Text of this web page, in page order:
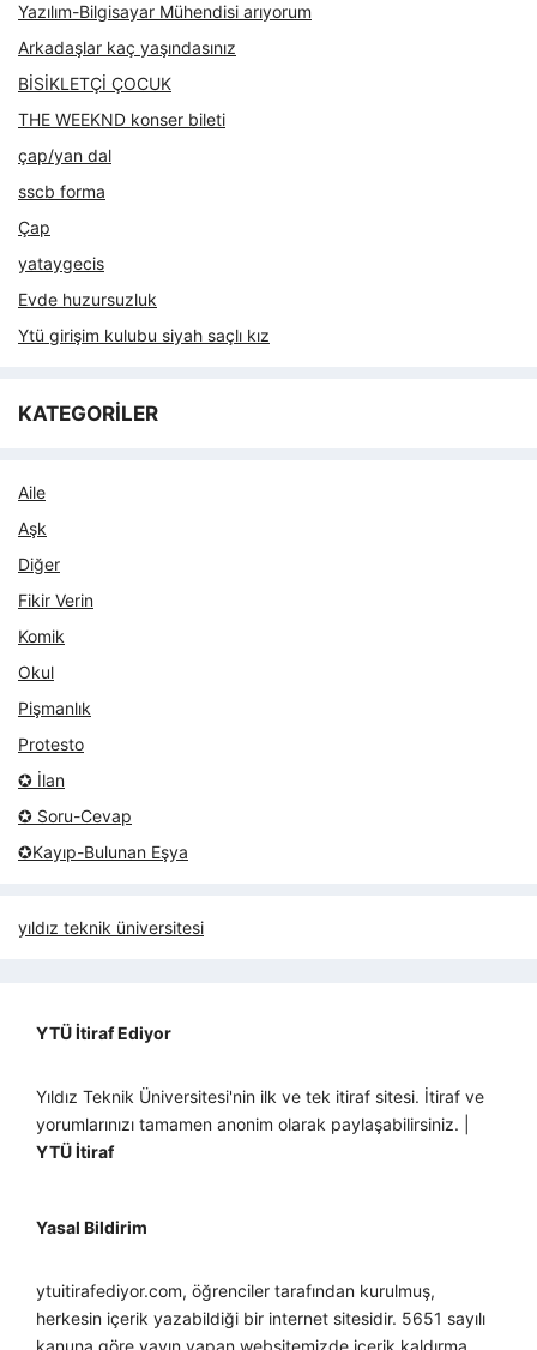
Yazılım-Bilgisayar Mühendisi arıyorum
Arkadaşlar kaç yaşındasınız
BİSİKLETÇİ ÇOCUK
THE WEEKND konser bileti
çap/yan dal
sscb forma
Çap
yataygecis
Evde huzursuzluk
Ytü girişim kulubu siyah saçlı kız
KATEGORİLER
Aile
Aşk
Diğer
Fikir Verin
Komik
Okul
Pişmanlık
Protesto
✪ İlan
✪ Soru-Cevap
✪Kayıp-Bulunan Eşya
yıldız teknik üniversitesi
YTÜ İtiraf Ediyor
Yıldız Teknik Üniversitesi'nin ilk ve tek itiraf sitesi. İtiraf ve
yorumlarınızı tamamen anonim olarak paylaşabilirsiniz. |
YTÜ İtiraf
Yasal Bildirim
ytuitirafediyor.com, öğrenciler tarafından kurulmuş,
herkesin içerik yazabildiği bir internet sitesidir. 5651 sayılı